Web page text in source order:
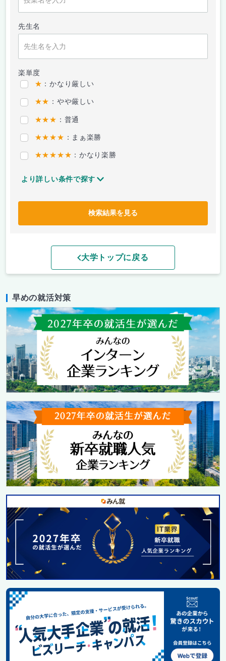
先生名
楽単度
★ ：かなり厳しい
★★ ：やや厳しい
★★★ ：普通
★★★★ ：まぁ楽勝
★★★★★ ：かなり楽勝
より詳しい条件で探す
検索結果を見る
大学トップに戻る
早めの就活対策